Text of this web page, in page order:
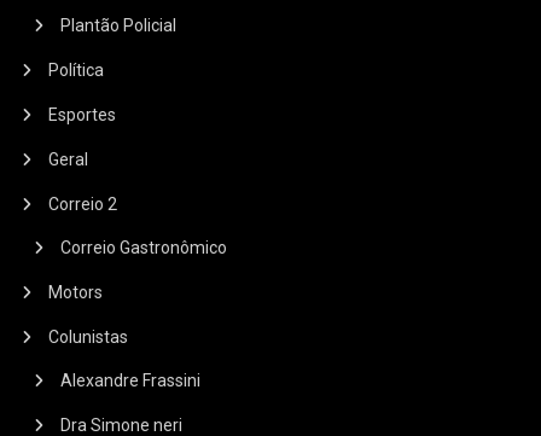
Plantão Policial
Política
Esportes
Geral
Correio 2
Correio Gastronômico
Motors
Colunistas
Alexandre Frassini
Dra Simone neri